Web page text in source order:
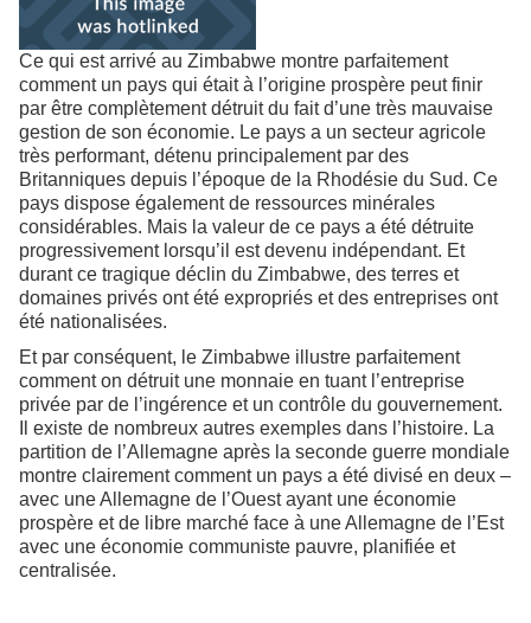
Ce qui est arrivé au Zimbabwe montre parfaitement
comment un pays qui était à l’origine prospère peut finir
par être complètement détruit du fait d’une très mauvaise
gestion de son économie. Le pays a un secteur agricole
très performant, détenu principalement par des
Britanniques depuis l’époque de la Rhodésie du Sud. Ce
pays dispose également de ressources minérales
considérables. Mais la valeur de ce pays a été détruite
progressivement lorsqu’il est devenu indépendant. Et
durant ce tragique déclin du Zimbabwe, des terres et
domaines privés ont été expropriés et des entreprises ont
été nationalisées.
Et par conséquent, le Zimbabwe illustre parfaitement
comment on détruit une monnaie en tuant l’entreprise
privée par de l’ingérence et un contrôle du gouvernement.
Il existe de nombreux autres exemples dans l’histoire. La
partition de l’Allemagne après la seconde guerre mondiale
montre clairement comment un pays a été divisé en deux –
avec une Allemagne de l’Ouest ayant une économie
prospère et de libre marché face à une Allemagne de l’Est
avec une économie communiste pauvre, planifiée et
centralisée.